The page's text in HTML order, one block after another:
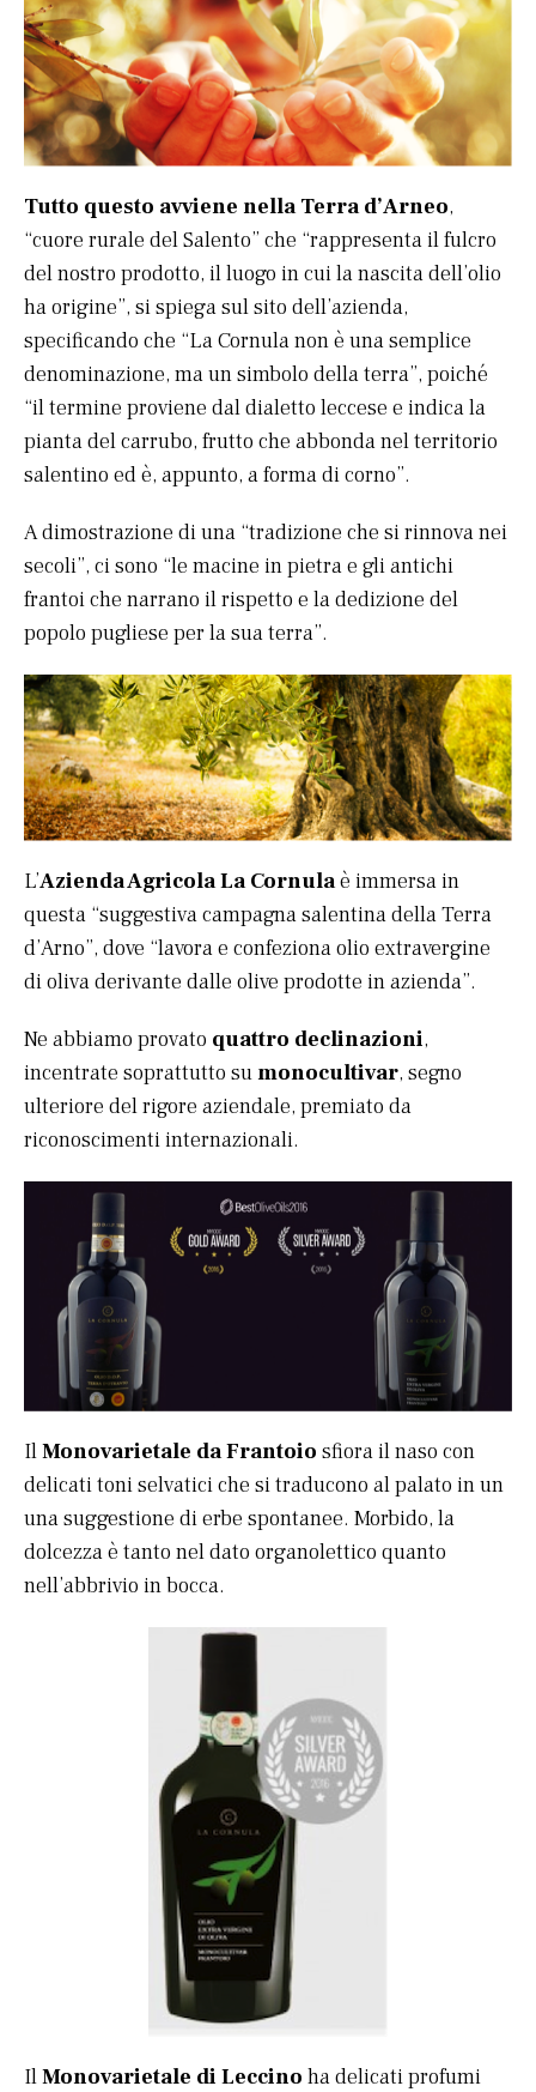
Tutto questo avviene nella Terra d’Arneo,
“cuore rurale del Salento” che “rappresenta il fulcro
del nostro prodotto, il luogo in cui la nascita dell’olio
ha origine”, si spiega sul sito dell’azienda,
specificando che “La Cornula non è una semplice
denominazione, ma un simbolo della terra”, poiché
“il termine proviene dal dialetto leccese e indica la
pianta del carrubo, frutto che abbonda nel territorio
salentino ed è, appunto, a forma di corno”.
A dimostrazione di una “tradizione che si rinnova nei
secoli”, ci sono “le macine in pietra e gli antichi
frantoi che narrano il rispetto e la dedizione del
popolo pugliese per la sua terra”.
L’Azienda Agricola La Cornulaè immersa in
questa “suggestiva campagna salentina della Terra
d’Arno”, dove “lavora e confeziona olio extravergine
di oliva derivante dalle olive prodotte in azienda”.
Ne abbiamo provato quattro declinazioni,
incentrate soprattutto sumonocultivar, segno
ulteriore del rigore aziendale, premiato da
riconoscimenti internazionali.
IlMonovarietale da Frantoio sfiora il naso con
delicati toni selvatici che si traducono al palato in un
una suggestione di erbe spontanee. Morbido, la
dolcezza è tanto nel dato organolettico quanto
nell’abbrivio in bocca.
IlMonovarietale di Leccino ha delicati profumi